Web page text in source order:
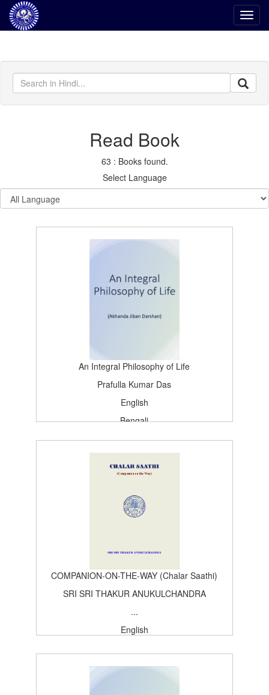
Read Book
63 : Books found.
Select Language
An Integral Philosophy of Life
Prafulla Kumar Das
English
Bengali
SATSANG, DEOGHAR
First Edition
1977-08-13T15:26:37Z
100
COMPANION-ON-THE-WAY (Chalar Saathi)
SRI SRI THAKUR ANUKULCHANDRA
...
English
SATSANG PUBLISHING HOUSE